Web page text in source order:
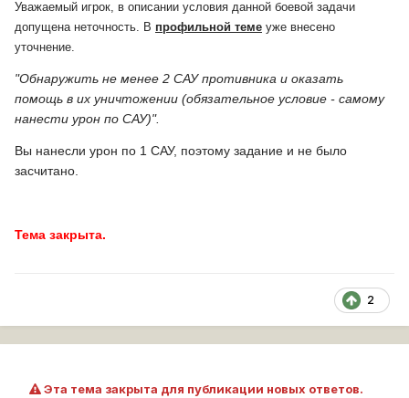
Уважаемый игрок, в описании условия данной боевой задачи
допущена неточность. В профильной теме уже внесено
уточнение.
"Обнаружить не менее 2 САУ противника и оказать
помощь в их уничтожении (обязательное условие - самому
нанести урон по САУ)".
Вы нанесли урон по 1 САУ, поэтому задание и не было
засчитано.
Тема закрыта.
2
Эта тема закрыта для публикации новых ответов.